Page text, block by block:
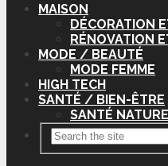
MAISON
DÉCORATION
RÉNOVATION
MODE / BEAUTÉ
MODE FEMME
HIGH TECH
SANTÉ / BIEN-ÊTRE
SANTÉ